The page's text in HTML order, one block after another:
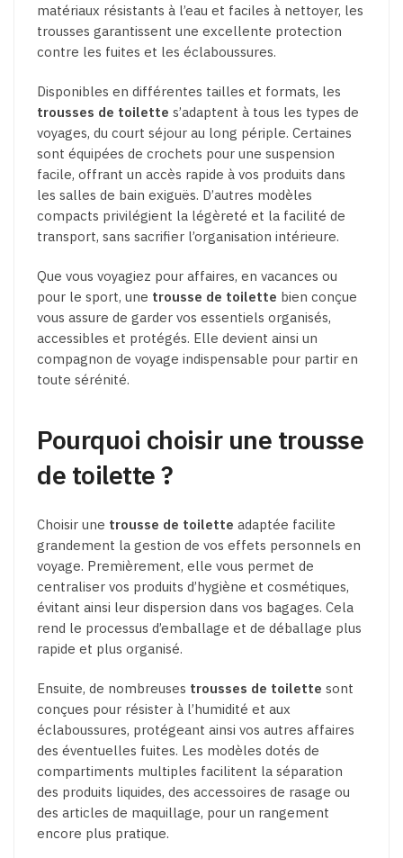
matériaux résistants à l’eau et faciles à nettoyer, les
trousses garantissent une excellente protection
contre les fuites et les éclaboussures.
Disponibles en différentes tailles et formats, les
trousses de toilette s’adaptent à tous les types de
voyages, du court séjour au long périple. Certaines
sont équipées de crochets pour une suspension
facile, offrant un accès rapide à vos produits dans
les salles de bain exiguës. D’autres modèles
compacts privilégient la légèreté et la facilité de
transport, sans sacrifier l’organisation intérieure.
Que vous voyagiez pour affaires, en vacances ou
pour le sport, une trousse de toilette bien conçue
vous assure de garder vos essentiels organisés,
accessibles et protégés. Elle devient ainsi un
compagnon de voyage indispensable pour partir en
toute sérénité.
Pourquoi choisir une trousse
de toilette ?
Choisir une trousse de toilette adaptée facilite
grandement la gestion de vos effets personnels en
voyage. Premièrement, elle vous permet de
centraliser vos produits d’hygiène et cosmétiques,
évitant ainsi leur dispersion dans vos bagages. Cela
rend le processus d’emballage et de déballage plus
rapide et plus organisé.
Ensuite, de nombreuses trousses de toilette sont
conçues pour résister à l’humidité et aux
éclaboussures, protégeant ainsi vos autres affaires
des éventuelles fuites. Les modèles dotés de
compartiments multiples facilitent la séparation
des produits liquides, des accessoires de rasage ou
des articles de maquillage, pour un rangement
encore plus pratique.